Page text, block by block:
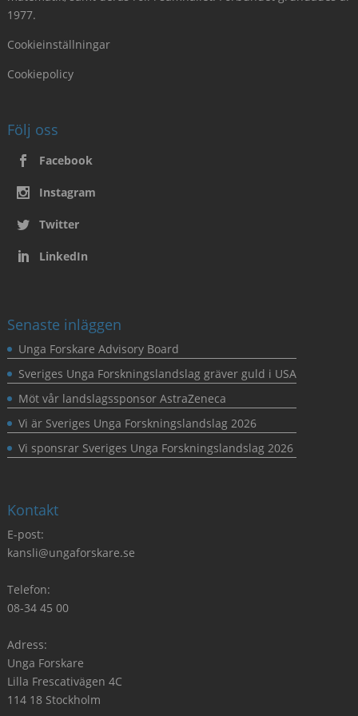
1977.
Cookieinställningar
Cookiepolicy
Följ oss
Facebook
Instagram
Twitter
LinkedIn
Senaste inläggen
Unga Forskare Advisory Board
Sveriges Unga Forskningslandslag gräver guld i USA
Möt vår landslagssponsor AstraZeneca
Vi är Sveriges Unga Forskningslandslag 2026
Vi sponsrar Sveriges Unga Forskningslandslag 2026
Kontakt
E-post:
kansli@ungaforskare.se
Telefon:
08-34 45 00
Adress:
Unga Forskare
Lilla Frescativägen 4C
114 18 Stockholm